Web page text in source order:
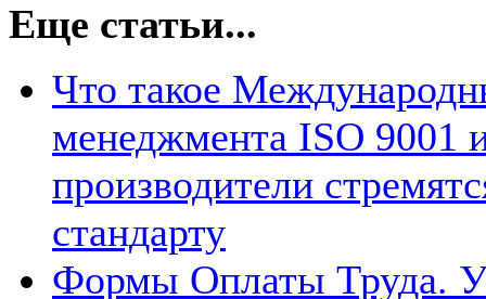
Еще статьи...
Что такое
менеджмента ISO 9001
производители
стандарту
Формы Оплаты Труда.